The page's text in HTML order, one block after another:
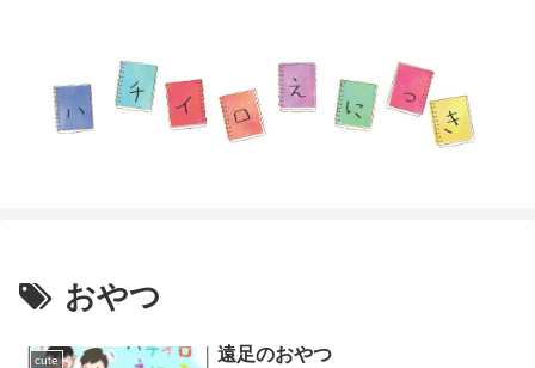
おやつ
cute 遠足のおやつ